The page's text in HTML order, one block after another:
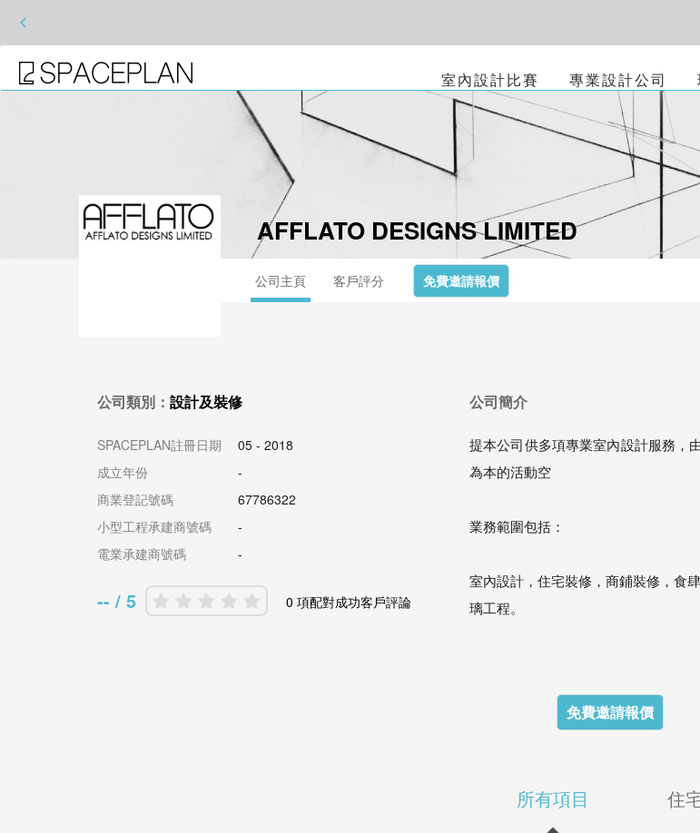
<
室內設計比賽 專業設計公司
AFFLATO DESIGNS LIMITED
公司主頁 客戶評分 免費邀請報價
公司類別： 設計及裝修
SPACEPLAN註冊日期
05 - 2018
成立年份
-
商業登記號碼
67786322
小型工程承建商號碼
-
電業承建商號碼
-
-- / 5 0 項配對成功客戶評論
公司簡介
提本公司供多項專業室內設計服務，
為本的活動空
業務範圍包括：
室內設計，住宅裝修，商鋪裝修，食
璃工程。
免費邀請報價
所有項目 住